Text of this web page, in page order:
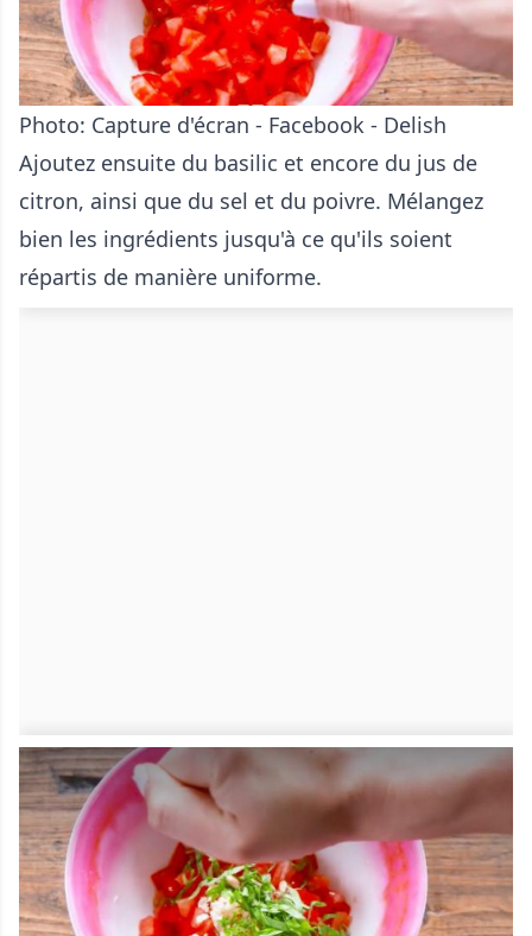
Photo: Capture d'écran - Facebook - Delish
Ajoutez ensuite du basilic et encore du jus de
citron, ainsi que du sel et du poivre. Mélangez
bien les ingrédients jusqu'à ce qu'ils soient
répartis de manière uniforme.